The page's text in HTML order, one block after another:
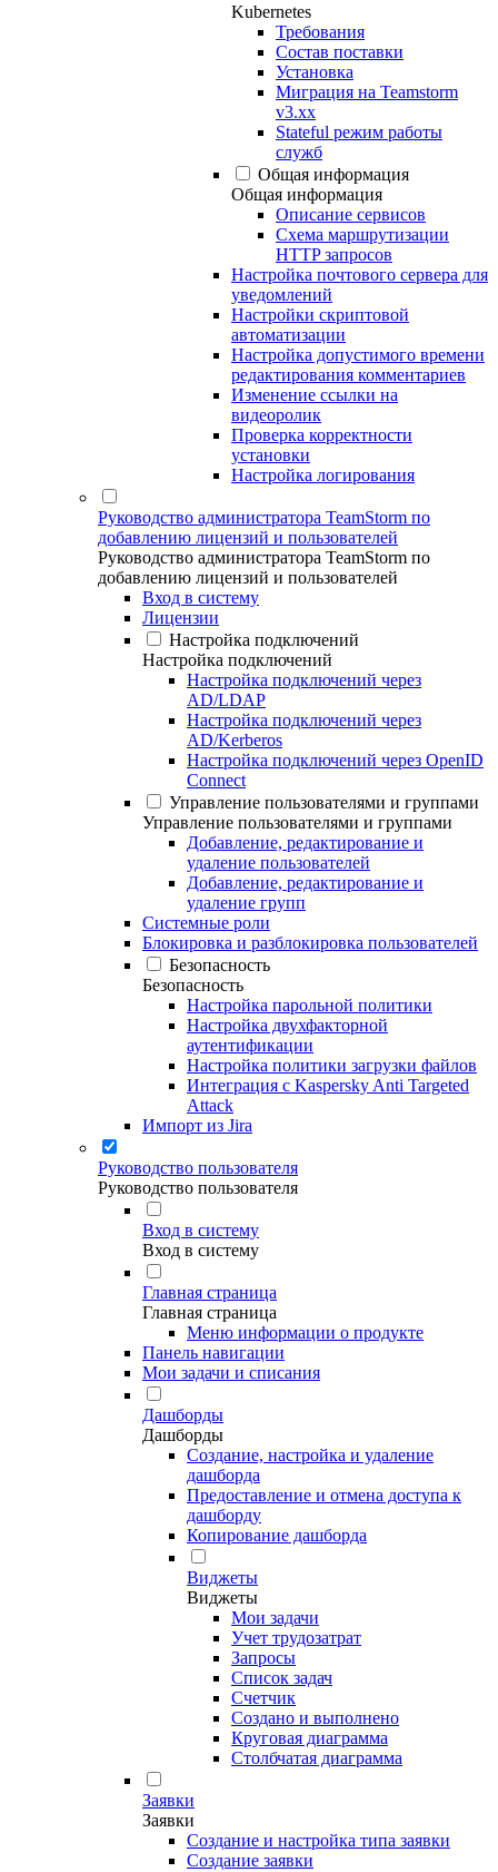
Kubernetes
Требования
Состав поставки
Установка
Миграция на Teamstorm
v3.xx
Stateful режим работы
служб
Общая информация
Общая информация
Описание сервисов
Схема маршрутизации
HTTP запросов
Настройка почтового сервера для
уведомлений
Настройки скриптовой
автоматизации
Настройка допустимого времени
редактирования комментариев
Изменение ссылки на
видеоролик
Проверка корректности
установки
Настройка логирования
Руководство администратора TeamStorm по
добавлению лицензий и пользователей
Руководство администратора TeamStorm по
добавлению лицензий и пользователей
Вход в систему
Лицензии
Настройка подключений
Настройка подключений
Настройка подключений через
AD/LDAP
Настройка подключений через
AD/Kerberos
Настройка подключений через OpenID
Connect
Управление пользователями и группами
Управление пользователями и группами
Добавление, редактирование и
удаление пользователей
Добавление, редактирование и
удаление групп
Системные роли
Блокировка и разблокировка пользователей
Безопасность
Безопасность
Настройка парольной политики
Настройка двухфакторной
аутентификации
Настройка политики загрузки файлов
Интеграция с Kaspersky Anti Targeted
Attack
Импорт из Jira
Руководство пользователя
Руководство пользователя
Вход в систему
Вход в систему
Главная страница
Главная страница
Меню информации о продукте
Панель навигации
Мои задачи и списания
Дашборды
Дашборды
Создание, настройка и удаление
дашборда
Предоставление и отмена доступа к
дашборду
Копирование дашборда
Виджеты
Виджеты
Мои задачи
Учет трудозатрат
Запросы
Список задач
Счетчик
Создано и выполнено
Круговая диаграмма
Столбчатая диаграмма
Заявки
Заявки
Создание и настройка типа заявки
Создание заявки